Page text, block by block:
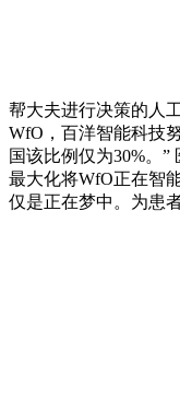
帮大夫进行决策的人
WfO，百洋智能科技
国该比例仅为30%。
最大化将WfO正在智
仅是正在梦中。为患